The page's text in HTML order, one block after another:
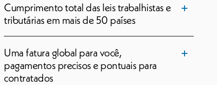
Cumprimento total das leis trabalhistas e
tributárias em mais de 50 países
Uma fatura global para você,
pagamentos precisos e pontuais para
contratados